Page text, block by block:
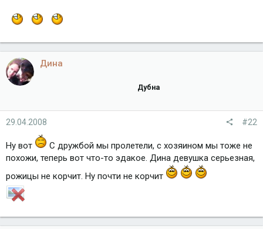
Дина
Дубна
29.04.2008 #22
Ну вот
С дружбой мы пролетели, с хозяином мы тоже не
похожи, теперь вот что-то эдакое. Дина девушка серьезная,
рожицы не корчит. Ну почти не корчит